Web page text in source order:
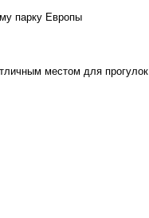
парку Европы
местом для прогулок